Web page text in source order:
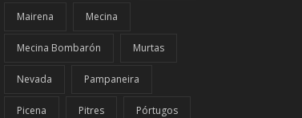
Mairena Mecina
Mecina Bombarón Murtas
Nevada Pampaneira
Picena Pitres Pórtugos